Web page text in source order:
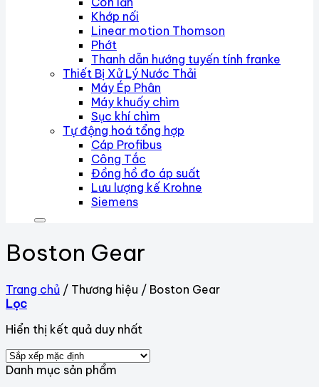
Khớp nối
Linear motion Thomson
Phớt
Thanh dẫn hướng tuyến tính franke
Thiết Bị Xử Lý Nước Thải
Máy Ép Phân
Máy khuấy chìm
Sục khí chìm
Tự động hoá tổng hợp
Cáp Profibus
Công Tắc
Đồng hồ đo áp suất
Lưu lượng kế Krohne
Siemens
Boston Gear
Trang chủ / Thương hiệu / Boston Gear
Lọc
Hiển thị kết quả duy nhất
Danh mục sản phẩm